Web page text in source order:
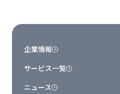
企業情報
サービス一覧
ニュース